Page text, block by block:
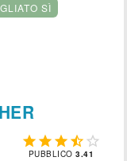
SÌ
    
PUBBLICO3.41